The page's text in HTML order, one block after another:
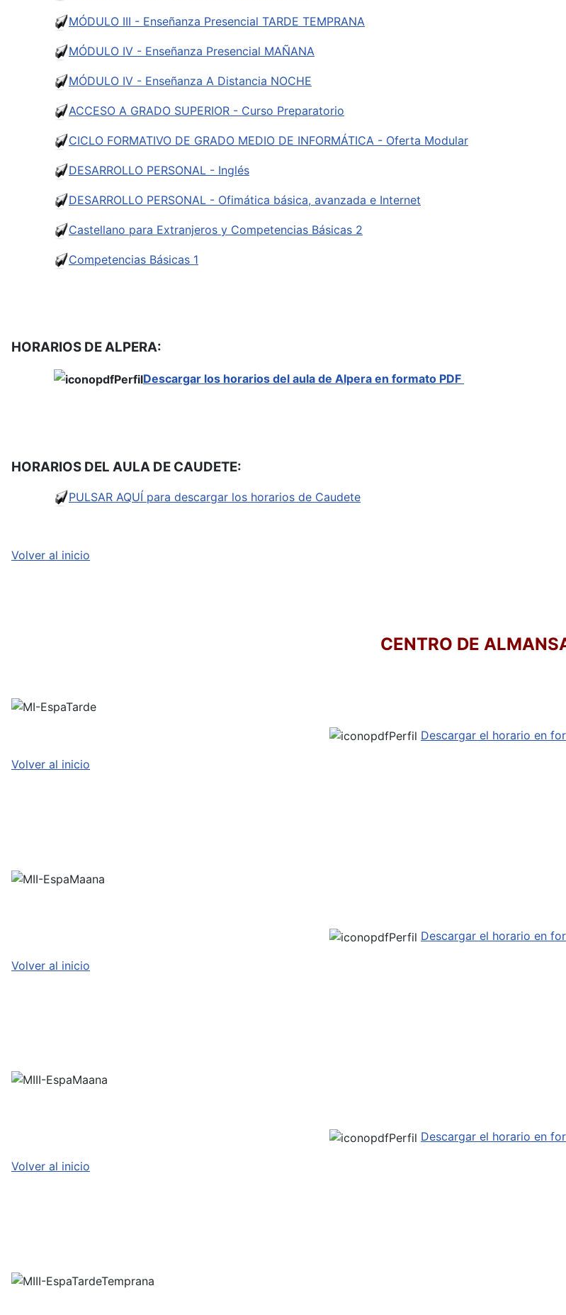
MÓDULO III - Enseñanza Presencial TARDE TEMPRANA
MÓDULO IV - Enseñanza Presencial MAÑANA
MÓDULO IV - Enseñanza A Distancia NOCHE
ACCESO A GRADO SUPERIOR - Curso Preparatorio
CICLO FORMATIVO DE GRADO MEDIO DE INFORMÁTICA - Oferta Modular
DESARROLLO PERSONAL - Inglés
DESARROLLO PERSONAL - Ofimática básica, avanzada e Internet
Castellano para Extranjeros y Competencias Básicas 2
Competencias Básicas 1
HORARIOS DE ALPERA:
Descargar los horarios del aula de Alpera en formato PDF
HORARIOS DEL AULA DE CAUDETE:
PULSAR AQUÍ para descargar los horarios de Caudete
Volver al inicio
CENTRO DE
Descargar el horario en
Volver al inicio
Descargar el horario en
Volver al inicio
Descargar el horario en
Volver al inicio